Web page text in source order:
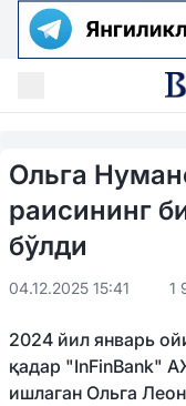
Ольга
раисининг
бўлди
04.12.2025 15:41 1
2024 йил январь
қадар "InFinBank"
ишлаган Ольга